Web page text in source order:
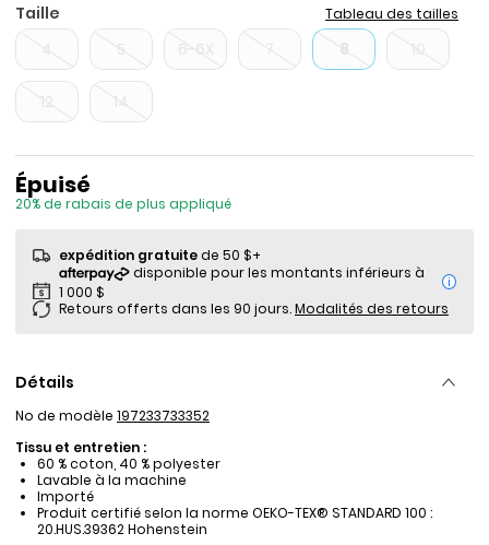
Taille Tableau des tailles
Prix de solde
Épuisé
20% de rabais de plus appliqué
expédition gratuitede 50 $+
i
Retours offerts dans les 90 jours.Modalités des retours
Détails
No de modèle 197233733352
Tissu et entretien :
60 % coton, 40 % polyester
Lavable à la machine
Importé
Produit certifié selon la norme OEKO-TEX® STANDARD 100 :
20.HUS.39362 Hohenstein